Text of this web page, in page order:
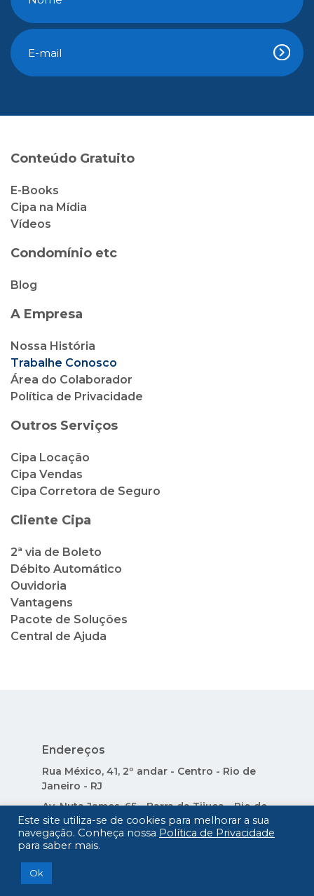
Conteúdo Gratuito
E-Books
Cipa na Mídia
Vídeos
Condomínio etc
Blog
A Empresa
Nossa História
Trabalhe Conosco
Área do Colaborador
Política de Privacidade
Outros Serviços
Cipa Locação
Cipa Vendas
Cipa Corretora de Seguro
Cliente Cipa
2ª via de Boleto
Débito Automático
Ouvidoria
Vantagens
Pacote de Soluções
Central de Ajuda
Endereços
Rua México, 41, 2º andar - Centro - Rio de
Janeiro - RJ
Av. Nuta James, 65 - Barra da Tijuca - Rio de
Janeiro - RJ - Condado dos Cascais
Avenida Nilo Peçanha, 73 - Lojas 14 e 15 -
CRECI-RJ J1372
Este site utiliza-se de cookies para melhorar a sua
navegação. Conheça nossa Política de Privacidade
para saber mais.
Ok